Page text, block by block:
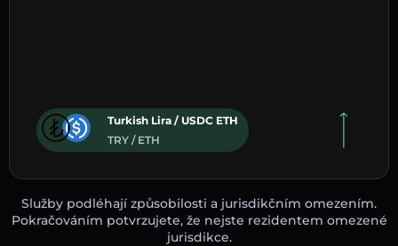
Turkish Lira / USDC ETH
TRY / ETH
Služby podléhají způsobilosti a jurisdikčním omezením.
Pokračováním potvrzujete, že nejste rezidentem omezené
jurisdikce.